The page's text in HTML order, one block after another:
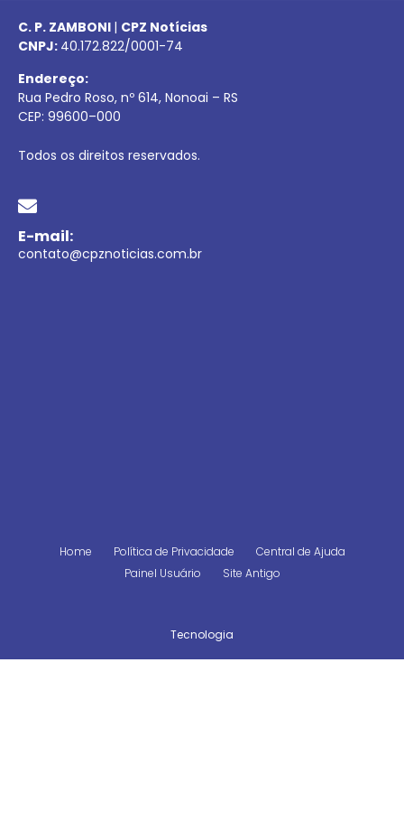
C. P. ZAMBONI | CPZ Notícias
CNPJ: 40.172.822/0001-74
Endereço:
Rua Pedro Roso, nº 614, Nonoai – RS
CEP: 99600–000
Todos os direitos reservados.
E-mail:
contato@cpznoticias.com.br
Home Política de Privacidade
Central de Ajuda
Painel Usuário
Site Antigo
Tecnologia